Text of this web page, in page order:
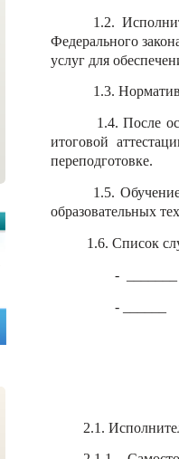
1.2.
Федерального
услуг для
1.3.
1.4. После
итоговой
переподготовке.
1.5.
образовательных
1.6. Список
- _______
- ______
2.1.